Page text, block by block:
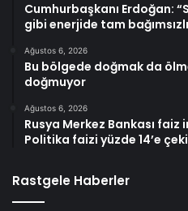
Cumhurbaşkanı Erdoğan:
gibi enerjide tam
Ağustos 6, 2026
Bu bölgede doğmak da
doğmuyor
Ağustos 6, 2026
Rusya Merkez Bankası
Politika faizi yüzde 14’e
Rastgele Haberler